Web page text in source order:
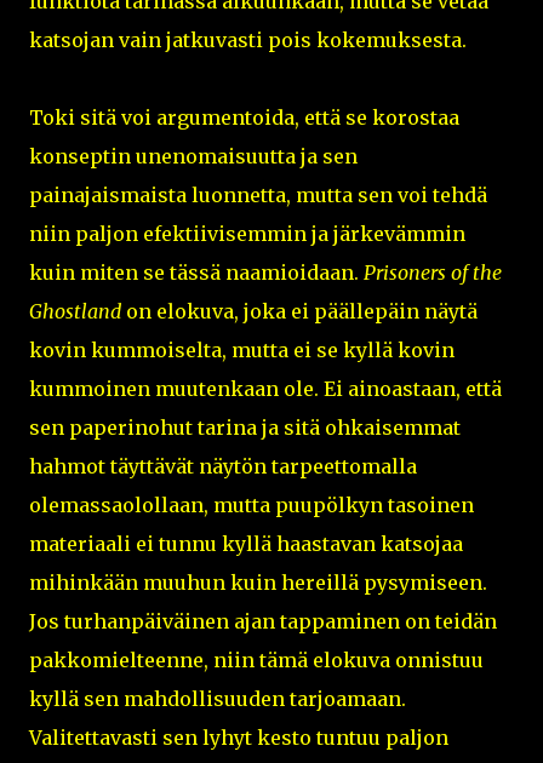
katsojan vain jatkuvasti pois kokemuksesta.
Toki sitä voi argumentoida, että se korostaa
konseptin unenomaisuutta ja sen
painajaismaista luonnetta, mutta sen voi tehdä
niin paljon efektiivisemmin ja järkevämmin
kuin miten se tässä naamioidaan. Prisoners of the
Ghostland on elokuva, joka ei päällepäin näytä
kovin kummoiselta, mutta ei se kyllä kovin
kummoinen muutenkaan ole. Ei ainoastaan, että
sen paperinohut tarina ja sitä ohkaisemmat
hahmot täyttävät näytön tarpeettomalla
olemassaolollaan, mutta puupölkyn tasoinen
materiaali ei tunnu kyllä haastavan katsojaa
mihinkään muuhun kuin hereillä pysymiseen.
Jos turhanpäiväinen ajan tappaminen on teidän
pakkomielteenne, niin tämä elokuva onnistuu
kyllä sen mahdollisuuden tarjoamaan.
Valitettavasti sen lyhyt kesto tuntuu paljon